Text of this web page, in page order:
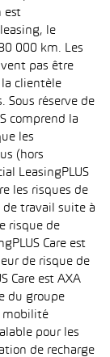
est
le
000 km. Les
pas être
clientèle
Sous réserve de
comprend la
les
(hors
LeasingPLUS
les risques de
de travail suite à
risque de
Care est
de risque de
Care est AXA
du groupe
mobilité
pour les
de recharge